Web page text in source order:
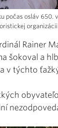
počas osláv 650.
Rainer
šokoval a
v týchto